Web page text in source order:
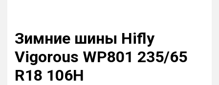
Зимние шины Hifly
Vigorous WP801 235/65
R18 106H